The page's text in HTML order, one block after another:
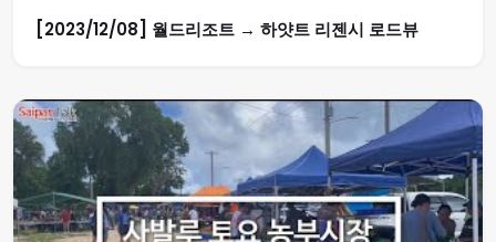
[2023/12/08] 월드리조트 → 하얏트 리젠시 로드뷰